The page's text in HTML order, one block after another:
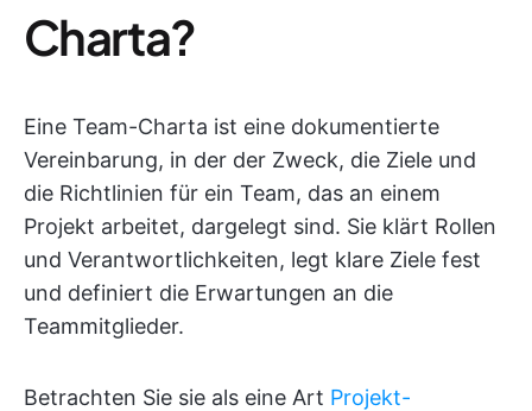
Charta?
Eine Team-Charta ist eine dokumentierte
Vereinbarung, in der der Zweck, die Ziele und
die Richtlinien für ein Team, das an einem
Projekt arbeitet, dargelegt sind. Sie klärt Rollen
und Verantwortlichkeiten, legt klare Ziele fest
und definiert die Erwartungen an die
Teammitglieder.
Betrachten Sie sie als eine Art Projekt-